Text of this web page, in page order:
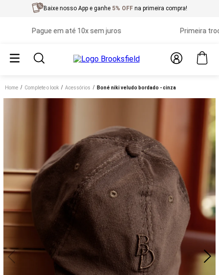
Baixe nosso App e ganhe 5% OFF na primeira compra!
Pague em até 10x sem juros Primeira troca
Home complete o look acessórios boné niki veludo bordado - cinza